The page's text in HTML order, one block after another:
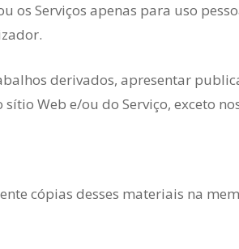
os Serviços apenas para uso
derivados, apresentar
Web e/ou do Serviço, exceto
cópias desses materiais na